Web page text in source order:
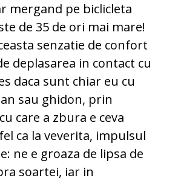
mergand pe biclicleta
de 35 de ori mai mare!
senzatie de confort
deplasarea in contact cu
daca sunt chiar eu cu
sau ghidon, prin
care a zbura e ceva
ca la veverita, impulsul
ne e groaza de lipsa de
soartei, iar in